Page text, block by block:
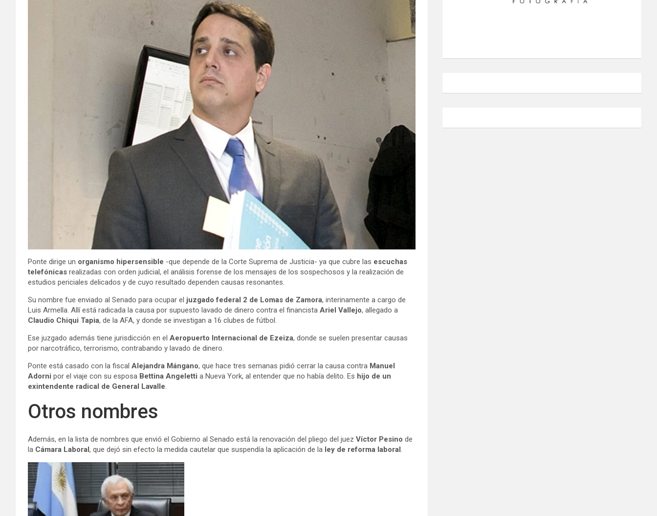
Ponte dirige un organismo hipersensible -que depende de la Corte Suprema de Justicia- ya que cubre las escuchas
telefónicas realizadas con orden judicial, el análisis forense de los mensajes de los sospechosos y la realización de
estudios periciales delicados y de cuyo resultado dependen causas resonantes.
Su nombre fue enviado al Senado para ocupar el juzgado federal 2 de Lomas de Zamora, interinamente a cargo de
Luis Armella. Allí está radicada la causa por supuesto lavado de dinero contra el financista Ariel Vallejo, allegado a
Claudio Chiqui Tapia, de la AFA, y donde se investigan a 16 clubes de fútbol.
Ese juzgado además tiene jurisdicción en el Aeropuerto Internacional de Ezeiza, donde se suelen presentar causas
por narcotráfico, terrorismo, contrabando y lavado de dinero.
Ponte está casado con la fiscal Alejandra Mángano, que hace tres semanas pidió cerrar la causa contra Manuel
Adorni por el viaje con su esposa Bettina Angeletti a Nueva York, al entender que no había delito. Es hijo de un
exintendente radical de General Lavalle
Otros nombres
Además, en la lista de nombres que envió el Gobierno al Senado está la renovación del pliego del juez Víctor Pesino de
la Cámara Laboral, que dejó sin efecto la medida cautelar que suspendía la aplicación de la ley de reforma laboral